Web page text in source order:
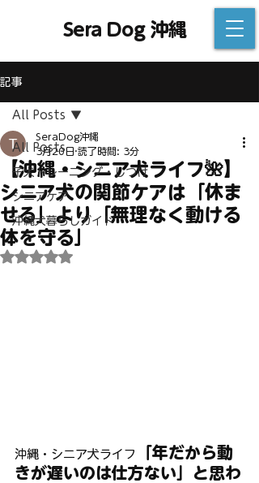
Sera Dog 沖縄
記事
All Posts
子犬トレーニング・しつけ
シニアケア
沖縄犬暮らしガイド
All Posts
【沖縄・シニア犬ライフ🌺】
シニア犬の関節ケアは「休ま
せる」より「無理なく動ける
体を守る」
SeraDog沖縄
3月20日 読了時間: 3分
5つ星のうちNaNと評価されています。
沖縄・シニア犬ライフ
「年だから動
きが遅いのは仕方ない」と思わ